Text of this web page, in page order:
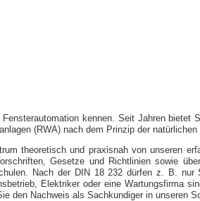
kennen. Seit Jahren bietet
(RWA) nach dem Prinzip der
theoretisch und praxisnah von unseren
Gesetze und Richtlinien sowie
Nach der DIN 18 232 dürfen z. B. nur
Elektriker oder eine Wartungsfirma
den Nachweis als Sachkundiger in unseren